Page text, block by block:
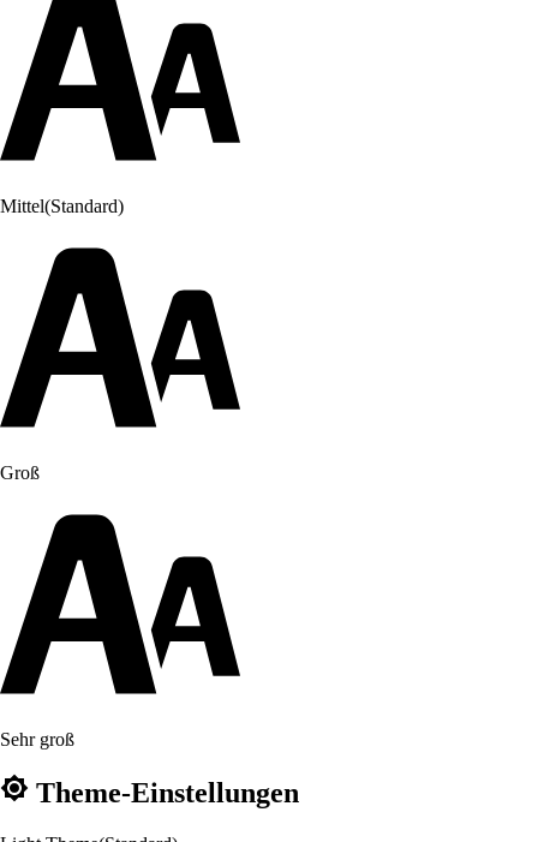
Mittel(Standard)
Groß
Sehr groß
Theme-Einstellungen